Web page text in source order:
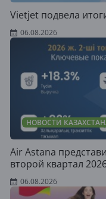
Vietjet подвела
06.08.2026
НОВОСТИ
Air Astana
второй квартал
06.08.2026